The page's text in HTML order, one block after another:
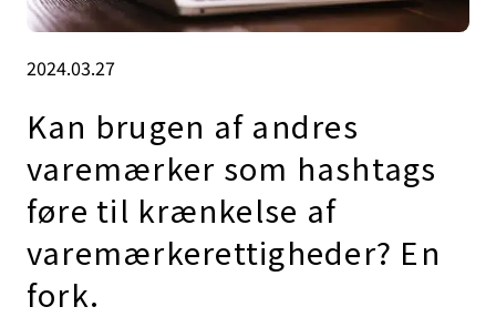
2024.03.27
Kan brugen af andres
varemærker som hashtags
føre til krænkelse af
varemærkerettigheder? En
fork.